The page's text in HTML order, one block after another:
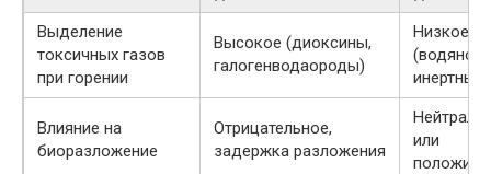
Выделение
токсичных газов
при горении
Высокое (диоксины,
галогенводаороды)
Низкое
(водяной
инертные
Влияние на
биоразложение
Отрицательное,
задержка разложения
или